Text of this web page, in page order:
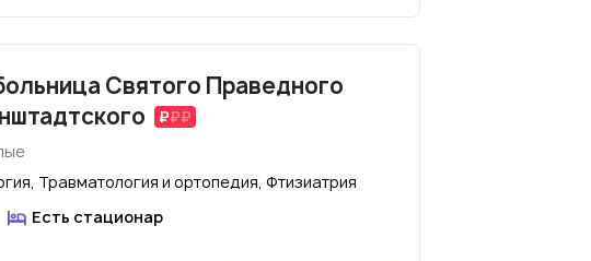
Святого Праведного
Травматология и ортопедия, Фтизиатрия
Есть стационар